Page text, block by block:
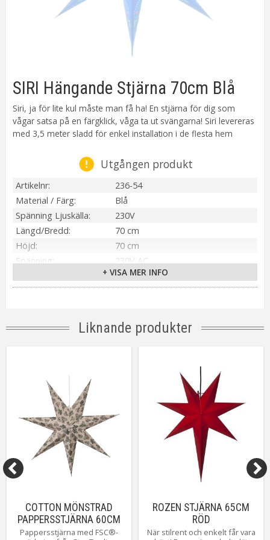
SIRI Hängande Stjärna 70cm Blå
Siri, ja för lite kul måste man få ha! En stjärna för dig som
vågar satsa på en färgklick, våga ta ut svängarna! Siri levereras
med 3,5 meter sladd för enkel installation i de flesta hem
Utgången produkt
Artikelnr
236-54
Material / Färg
Blå
Spänning Ljuskälla
230V
Längd/Bredd
70 cm
Höjd
70 cm
Spänning
230V AC
IP20
Ljuskälla
Ingår ej
350 cm
CAE
+ VISA MER INFO
Liknande produkter
COTTON MÖNSTRAD
PAPPERSSTJÄRNA 60CM
BEIGE/GRÖN
Pappersstjärna med FSC®-
ROZEN STJÄRNA 65CM
RÖD
När stilrent och enkelt får vara